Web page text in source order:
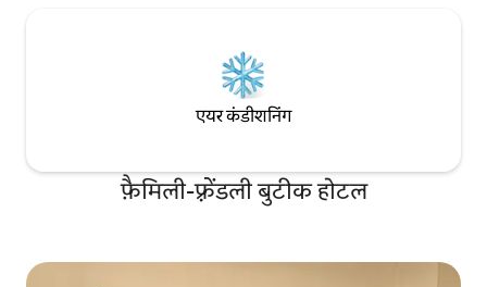
एयर कंडीशनिंग
फ़ैमिली-फ़्रेंडली बुटीक होटल